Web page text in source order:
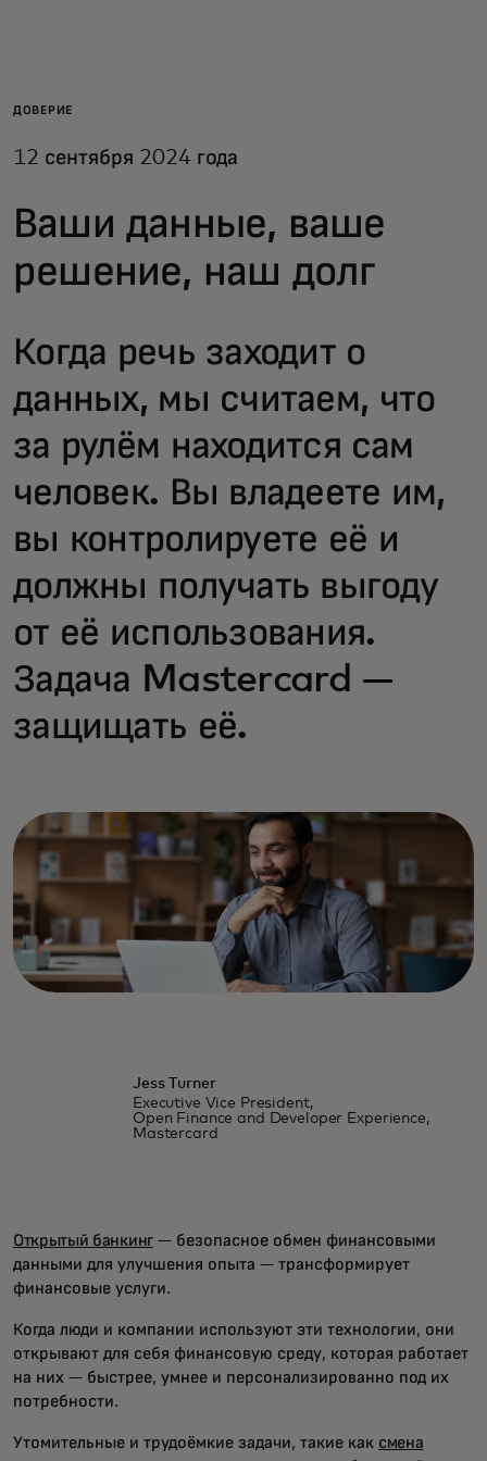
Для бизнеса
ДОВЕРИЕ
12 сентября 2024 года
Ваши данные, ваше
решение, наш долг
Когда речь заходит о
данных, мы считаем, что
за рулём находится сам
человек. Вы владеете им,
вы контролируете её и
должны получать выгоду
от её использования.
Задача Mastercard —
защищать её.
Jess Turner
Executive Vice President,
Open Finance and Developer Experience,
Mastercard
Открытый банкинг— безопасное обмен финансовыми
данными для улучшения опыта — трансформирует
финансовые услуги.
Когда люди и компании используют эти технологии, они
открывают для себя финансовую среду, которая работает
на них — быстрее, умнее и персонализированно под их
потребности.
Утомительные и трудоёмкие задачи, такие как смена